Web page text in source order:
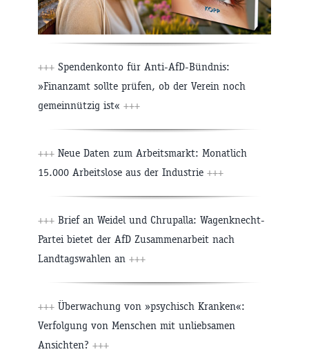
+++ Spendenkonto für Anti-AfD-Bündnis:
»Finanzamt sollte prüfen, ob der Verein noch
gemeinnützig ist« +++
+++ Neue Daten zum Arbeitsmarkt: Monatlich
15.000 Arbeitslose aus der Industrie +++
+++ Brief an Weidel und Chrupalla: Wagenknecht-
Partei bietet der AfD Zusammenarbeit nach
Landtagswahlen an +++
+++ Überwachung von »psychisch Kranken«:
Verfolgung von Menschen mit unliebsamen
Ansichten? +++